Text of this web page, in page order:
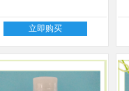
立即购买